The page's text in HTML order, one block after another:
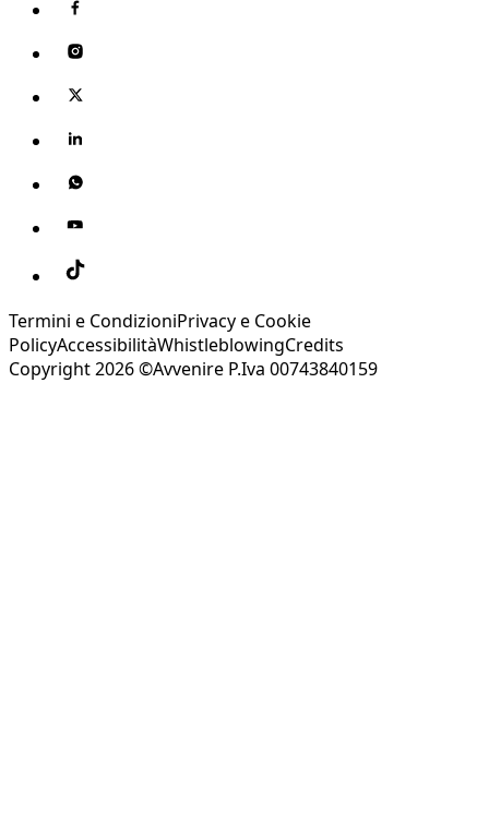
Termini e CondizioniPrivacy e Cookie
PolicyAccessibilitàWhistleblowingCredits
Copyright 2026 ©Avvenire P.Iva 00743840159